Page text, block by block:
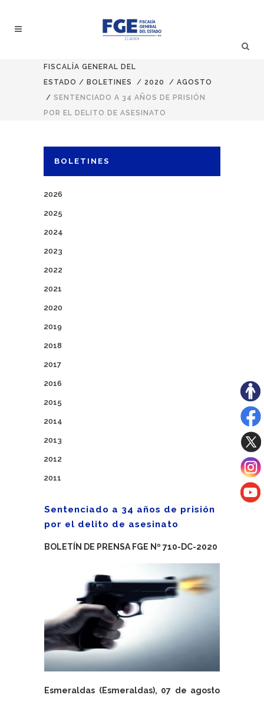
FISCALÍA GENERAL DEL
ESTADO / BOLETINES / 2020 / AGOSTO
/ SENTENCIADO A 34 AÑOS DE PRISIÓN
POR EL DELITO DE ASESINATO
BOLETINES
2026
2025
2024
2023
2022
2021
2020
2019
2018
2017
2016
2015
2014
2013
2012
2011
Sentenciado a 34 años de prisión
por el delito de asesinato
BOLETÍN DE PRENSA FGE Nº 710-DC-2020
Esmeraldas (Esmeraldas), 07 de agosto